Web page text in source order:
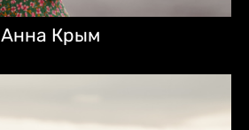
Анна Крым